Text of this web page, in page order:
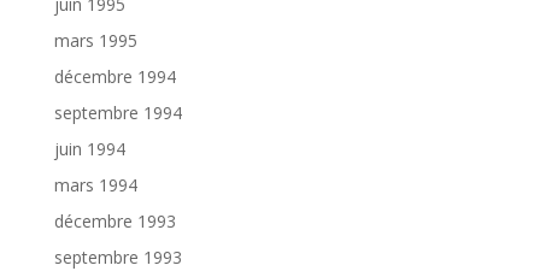
mars 1995
décembre 1994
septembre 1994
juin 1994
mars 1994
décembre 1993
septembre 1993